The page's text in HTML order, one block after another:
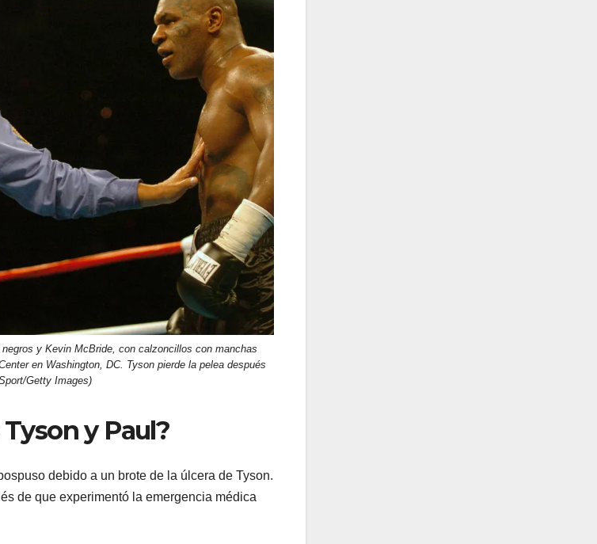
y Kevin McBride, con calzoncillos con manchas
en Washington, DC. Tyson pierde la pelea después
Getty Images)
y Paul?
debido a un brote de la úlcera de Tyson.
de que experimentó la emergencia médica